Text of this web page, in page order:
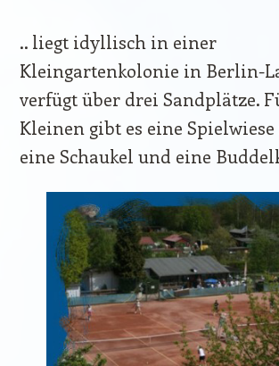
.. liegt idyllisch in einer
Kleingartenkolonie in Berlin-
verfügt über drei Sandplätze.
Kleinen gibt es eine
eine Schaukel und eine